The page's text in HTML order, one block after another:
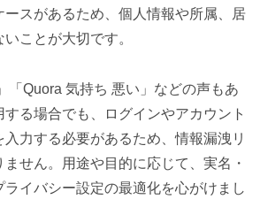
ースがあるため、個人情報や所属、居
ことが大切です。
「Quora 気持ち 悪い」などの声もあ
する場合でも、ログインやアカウント
力する必要があるため、情報漏洩リ
せん。用途や目的に応じて、実名・
ライバシー設定の最適化を心がけまし